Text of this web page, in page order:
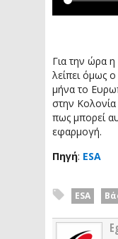
Για την ώρα η
λείπει όμως
μήνα το
στην Κολονία
πως μπορεί
εφαρμογή.
Πηγή: ESA
ESA